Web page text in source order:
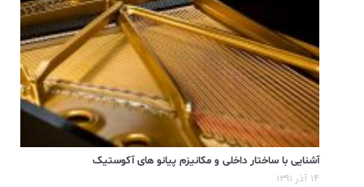
آشنایی با ساختار داخلی و مکانیزم پیانو های آکوستیک
۱۴ آذر ۱۳۹۱